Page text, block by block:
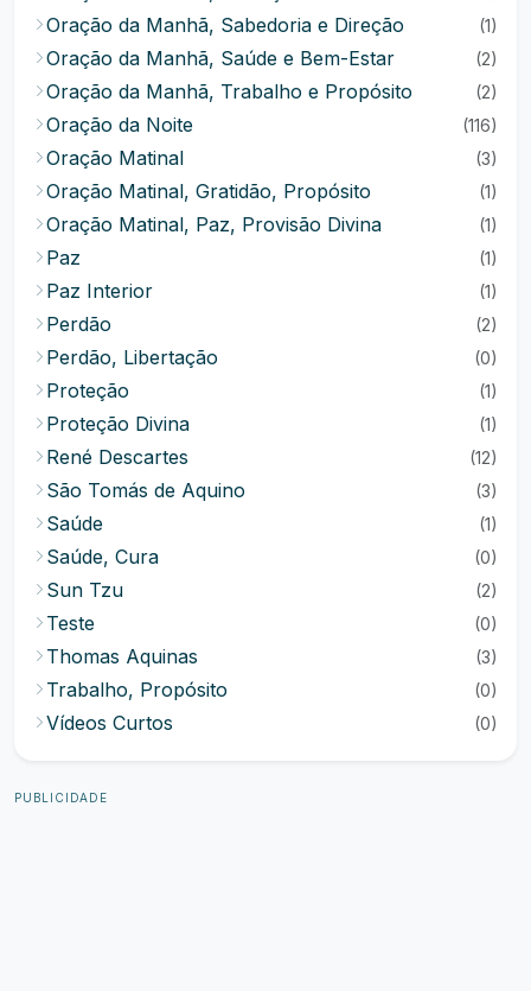
Oração da Manhã, Sabedoria e Direção (1)
Oração da Manhã, Saúde e Bem-Estar (2)
Oração da Manhã, Trabalho e Propósito (2)
Oração da Noite (116)
Oração Matinal (3)
Oração Matinal, Gratidão, Propósito (1)
Oração Matinal, Paz, Provisão Divina (1)
Paz (1)
Paz Interior (1)
Perdão (2)
Perdão, Libertação (0)
Proteção (1)
Proteção Divina (1)
René Descartes (12)
São Tomás de Aquino (3)
Saúde (1)
Saúde, Cura (0)
Sun Tzu (2)
Teste (0)
Thomas Aquinas (3)
Trabalho, Propósito (0)
Vídeos Curtos (0)
PUBLICIDADE